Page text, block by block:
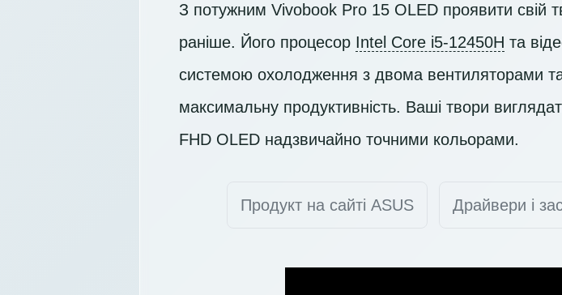
З потужним Vivobook Pro 15 OLED проявити свій
раніше. Його процесор Intel Core i5-12450H та
системою охолодження з двома вентиляторами
максимальну продуктивність. Ваші твори
FHD OLED надзвичайно точними кольорами.
Продукт на сайті ASUS Драйвери і